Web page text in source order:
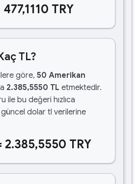
TRY
TL?
göre, 50 Amerikan
2.385,5550 TL etmektedir.
ile bu değeri hızlıca
güncel dolar tl verilerine
2.385,5550 TRY